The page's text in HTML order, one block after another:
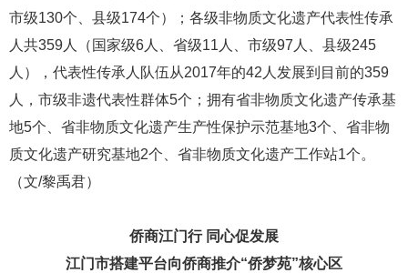
市级130个、县级174个）；各级非物质文化遗产代表性传承
人共359人（国家级6人、省级11人、市级97人、县级245
人），代表性传承人队伍从2017年的42人发展到目前的359
人，市级非遗代表性群体5个；拥有省非物质文化遗产传承基
地5个、省非物质文化遗产生产性保护示范基地3个、省非物
质文化遗产研究基地2个、省非物质文化遗产工作站1个。
（文/黎禹君）
侨商江门行 同心促发展
江门市搭建平台向侨商推介“侨梦苑”核心区